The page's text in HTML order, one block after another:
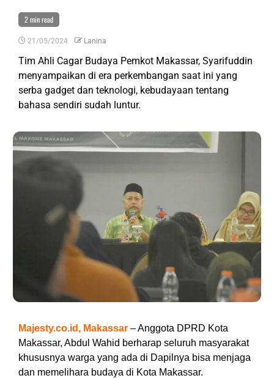
2 min read
21/05/2024 Lanina
Tim Ahli Cagar Budaya Pemkot Makassar, Syarifuddin
menyampaikan di era perkembangan saat ini yang
serba gadget dan teknologi, kebudayaan tentang
bahasa sendiri sudah luntur.
Majesty.co.id, Makassar – Anggota DPRD Kota
Makassar, Abdul Wahid berharap seluruh masyarakat
khususnya warga yang ada di Dapilnya bisa menjaga
dan memelihara budaya di Kota Makassar.